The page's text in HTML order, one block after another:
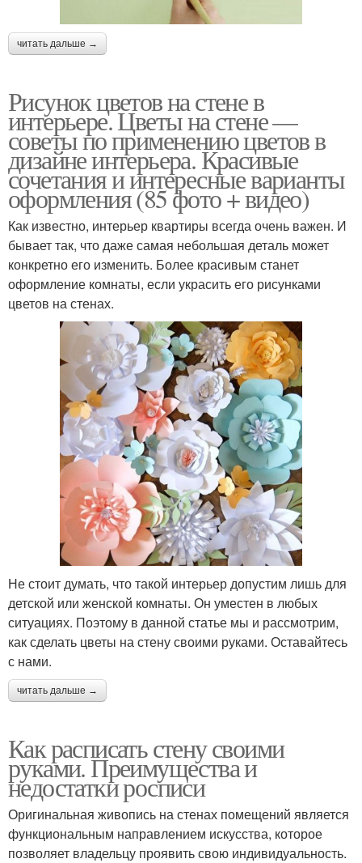
читать дальше →
Рисунок цветов на стене в
интерьере. Цветы на стене —
советы по применению цветов в
дизайне интерьера. Красивые
сочетания и интересные варианты
оформления (85 фото + видео)
Как известно, интерьер квартиры всегда очень важен. И
бывает так, что даже самая небольшая деталь может
конкретно его изменить. Более красивым станет
оформление комнаты, если украсить его рисунками
цветов на стенах.
Не стоит думать, что такой интерьер допустим лишь для
детской или женской комнаты. Он уместен в любых
ситуациях. Поэтому в данной статье мы и рассмотрим,
как сделать цветы на стену своими руками. Оставайтесь
с нами.
читать дальше →
Как расписать стену своими
руками. Преимущества и
недостатки росписи
Оригинальная живопись на стенах помещений является
функциональным направлением искусства, которое
позволяет владельцу проявить свою индивидуальность.